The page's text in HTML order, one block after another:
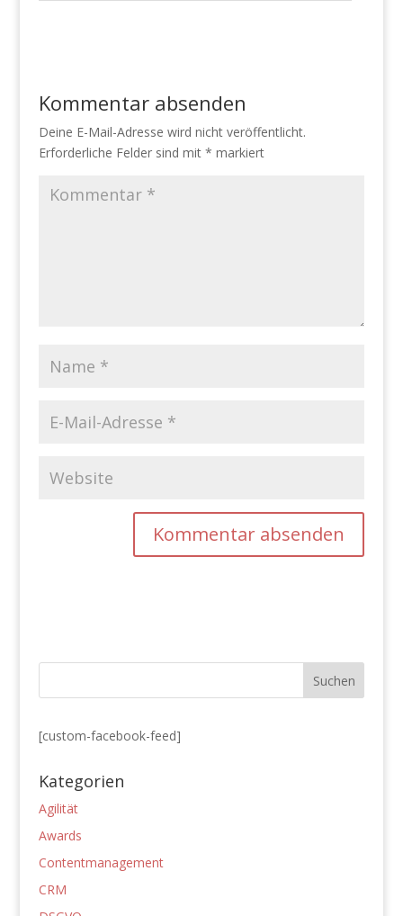
Kommentar absenden
Deine E-Mail-Adresse wird nicht veröffentlicht.
Erforderliche Felder sind mit * markiert
[custom-facebook-feed]
Kategorien
Agilität
Awards
Contentmanagement
CRM